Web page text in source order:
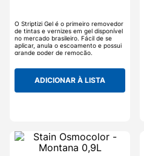
O Striptizi Gel é o primeiro removedor
de tintas e vernizes em gel disponível
no mercado brasileiro. Fácil de se
aplicar, anula o escoamento e possui
grande poder de remoção.
ADICIONAR À LISTA